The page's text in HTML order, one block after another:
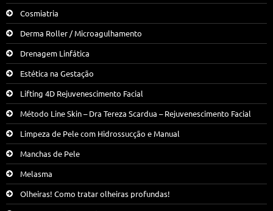
Cosmiatria
Derma Roller / Microagulhamento
Drenagem Linfática
Estética na Gestação
Lifting 4D Rejuvenescimento Facial
Método Line Skin – Dra Tereza Scardua – Rejuvenescimento Facial
Limpeza de Pele com Hidrossucção e Manual
Manchas de Pele
Melasma
Olheiras! Como tratar olheiras profundas!